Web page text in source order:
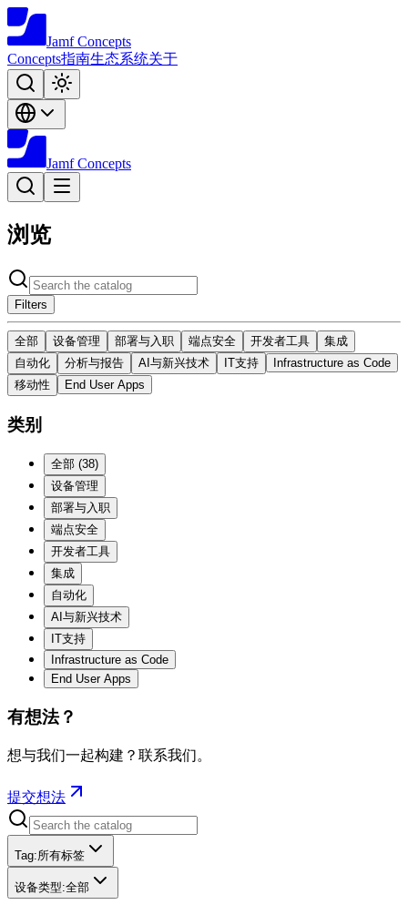
Jamf Concepts
Concepts指南生态系统关于
Jamf Concepts
浏览
Filters
全部 设备管理 部署与入职 端点安全 开发者工具
集成
自动化
分析与报告 AI与新兴技术 IT支持
Infrastructure as Code
移动性
End User Apps
类别
全部 (38)
设备管理
部署与入职
端点安全
开发者工具
集成
自动化
AI与新兴技术
IT支持
Infrastructure as Code
End User Apps
有想法？
想与我们一起构建？联系我们。
提交想法
Tag:所有标签
设备类型:全部